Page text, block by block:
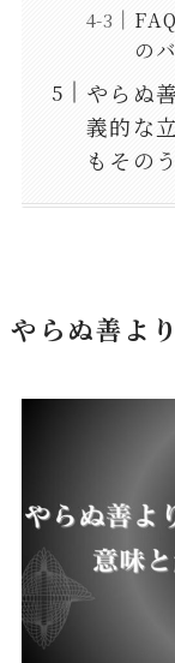
の
やらぬ
義的な
もその
やらぬ善よ